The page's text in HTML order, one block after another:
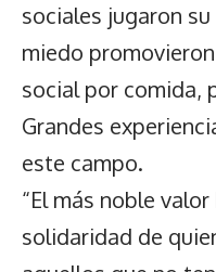
sociales jugaron
miedo
social por comida,
Grandes
este campo.
“El más noble
solidaridad de